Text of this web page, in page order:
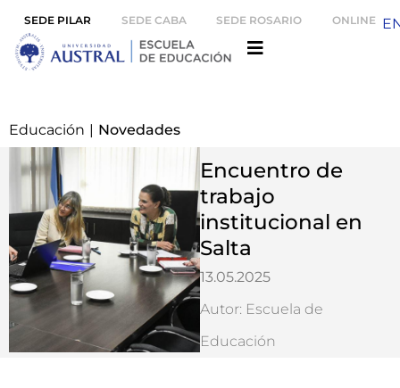
SEDE PILAR SEDE CABA SEDE ROSARIO ONLINE
Educación | Novedades
Encuentro de
trabajo
institucional en
Salta
13.05.2025
Autor: Escuela de
Educación